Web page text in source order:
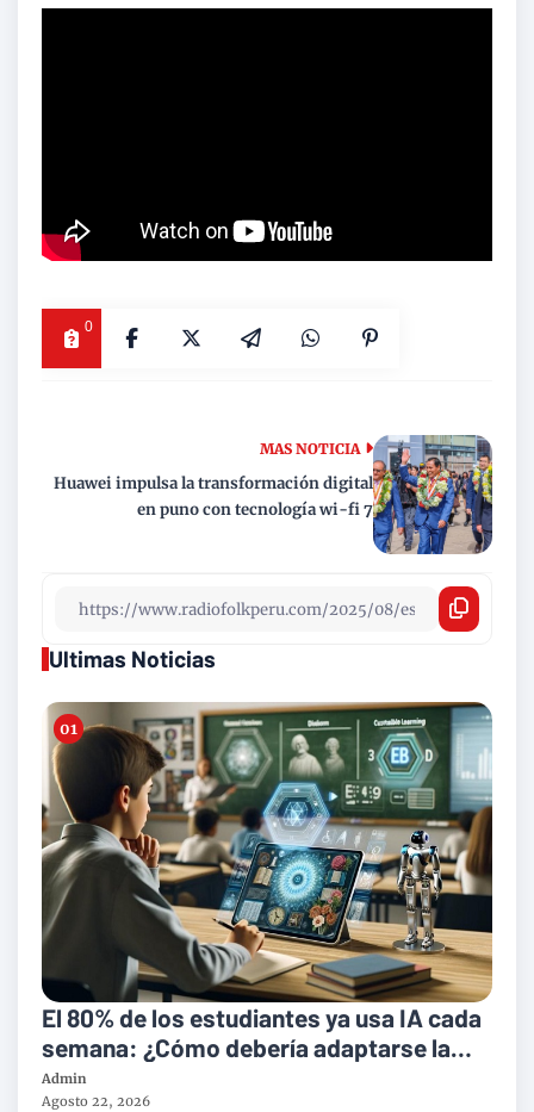
0
MAS NOTICIA
Huawei impulsa la transformación digital
en puno con tecnología wi-fi 7
Ultimas Noticias
El 80% de los estudiantes ya usa IA cada
semana: ¿Cómo debería adaptarse la
enseñanza del inglés?
Admin
Agosto 22, 2026